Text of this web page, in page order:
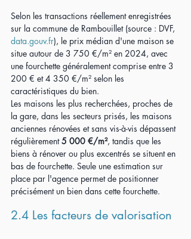
Selon les transactions réellement enregistrées
sur la commune de Rambouillet (source : DVF,
data.gouv.fr), le prix médian d'une maison se
situe autour de 3 750 €/m² en 2024, avec
une fourchette généralement comprise entre 3
200 € et 4 350 €/m² selon les
caractéristiques du bien.
Les maisons les plus recherchées, proches de
la gare, dans les secteurs prisés, les maisons
anciennes rénovées et sans vis-à-vis dépassent
régulièrement 5 000 €/m², tandis que les
biens à rénover ou plus excentrés se situent en
bas de fourchette. Seule une estimation sur
place par l'agence permet de positionner
précisément un bien dans cette fourchette.
2.4 Les facteurs de valorisation